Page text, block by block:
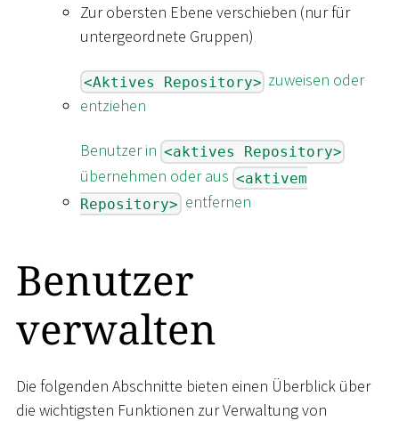
Zur obersten Ebene verschieben (nur für
untergeordnete Gruppen)
<Aktives Repository> zuweisen oder
entziehen
Benutzer in <aktives Repository>
übernehmen oder aus <aktivem
Repository> entfernen
Benutzer
verwalten
Die folgenden Abschnitte bieten einen Überblick über
die wichtigsten Funktionen zur Verwaltung von